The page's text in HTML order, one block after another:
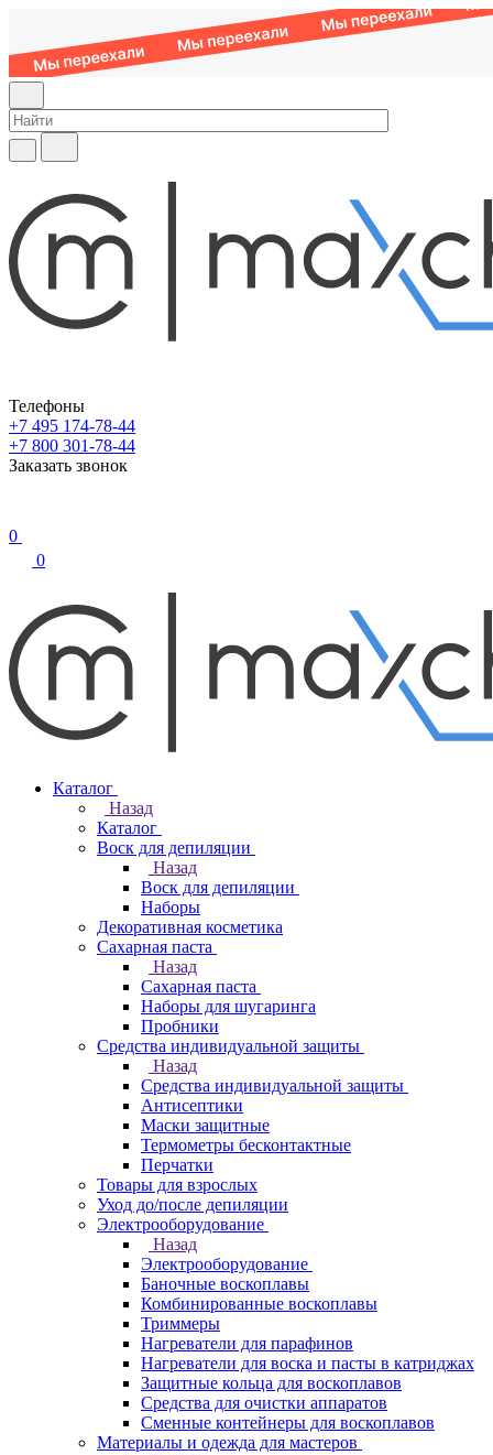
Телефоны
+7 495 174-78-44
+7 800 301-78-44
Заказать звонок
0
0
Каталог
Назад
Каталог
Воск для депиляции
Назад
Воск для депиляции
Наборы
Декоративная косметика
Сахарная паста
Назад
Сахарная паста
Наборы для шугаринга
Пробники
Средства индивидуальной защиты
Назад
Средства индивидуальной защиты
Антисептики
Маски защитные
Термометры бесконтактные
Перчатки
Товары для взрослых
Уход до/после депиляции
Электрооборудование
Назад
Электрооборудование
Баночные воскоплавы
Комбинированные воскоплавы
Триммеры
Нагреватели для парафинов
Нагреватели для воска и пасты в катриджах
Защитные кольца для воскоплавов
Средства для очистки аппаратов
Сменные контейнеры для воскоплавов
Материалы и одежда для мастеров